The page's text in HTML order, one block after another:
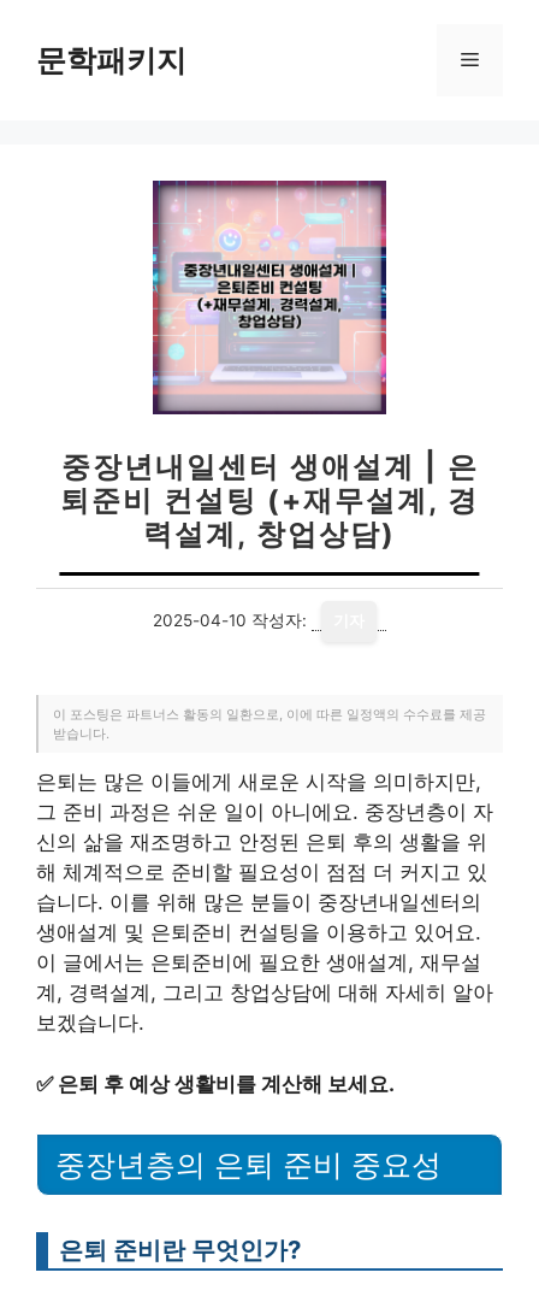
문학패키지 메
중장년내일센터 생애설계 | 은
퇴준비 컨설팅 (+재무설계, 경
력설계, 창업상담)
2025-04-10 작성자:
이 포스팅은 파트너스 활동의 일환으로, 이에 따른 일정액의 수수료를 제공
받습니다.
은퇴는 많은 이들에게 새로운 시작을 의미하지만,
그 준비 과정은 쉬운 일이 아니에요. 중장년층이 자
신의 삶을 재조명하고 안정된 은퇴 후의 생활을 위
해 체계적으로 준비할 필요성이 점점 더 커지고 있
습니다. 이를 위해 많은 분들이 중장년내일센터의
생애설계 및 은퇴준비 컨설팅을 이용하고 있어요.
이 글에서는 은퇴준비에 필요한 생애설계, 재무설
계, 경력설계, 그리고 창업상담에 대해 자세히 알아
보겠습니다.
✅ 은퇴 후 예상 생활비를 계산해 보세요.
중장년층의 은퇴 준비 중요성
은퇴 준비란 무엇인가?